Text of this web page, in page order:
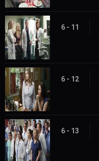
6 - 11
6 - 12
6 - 13